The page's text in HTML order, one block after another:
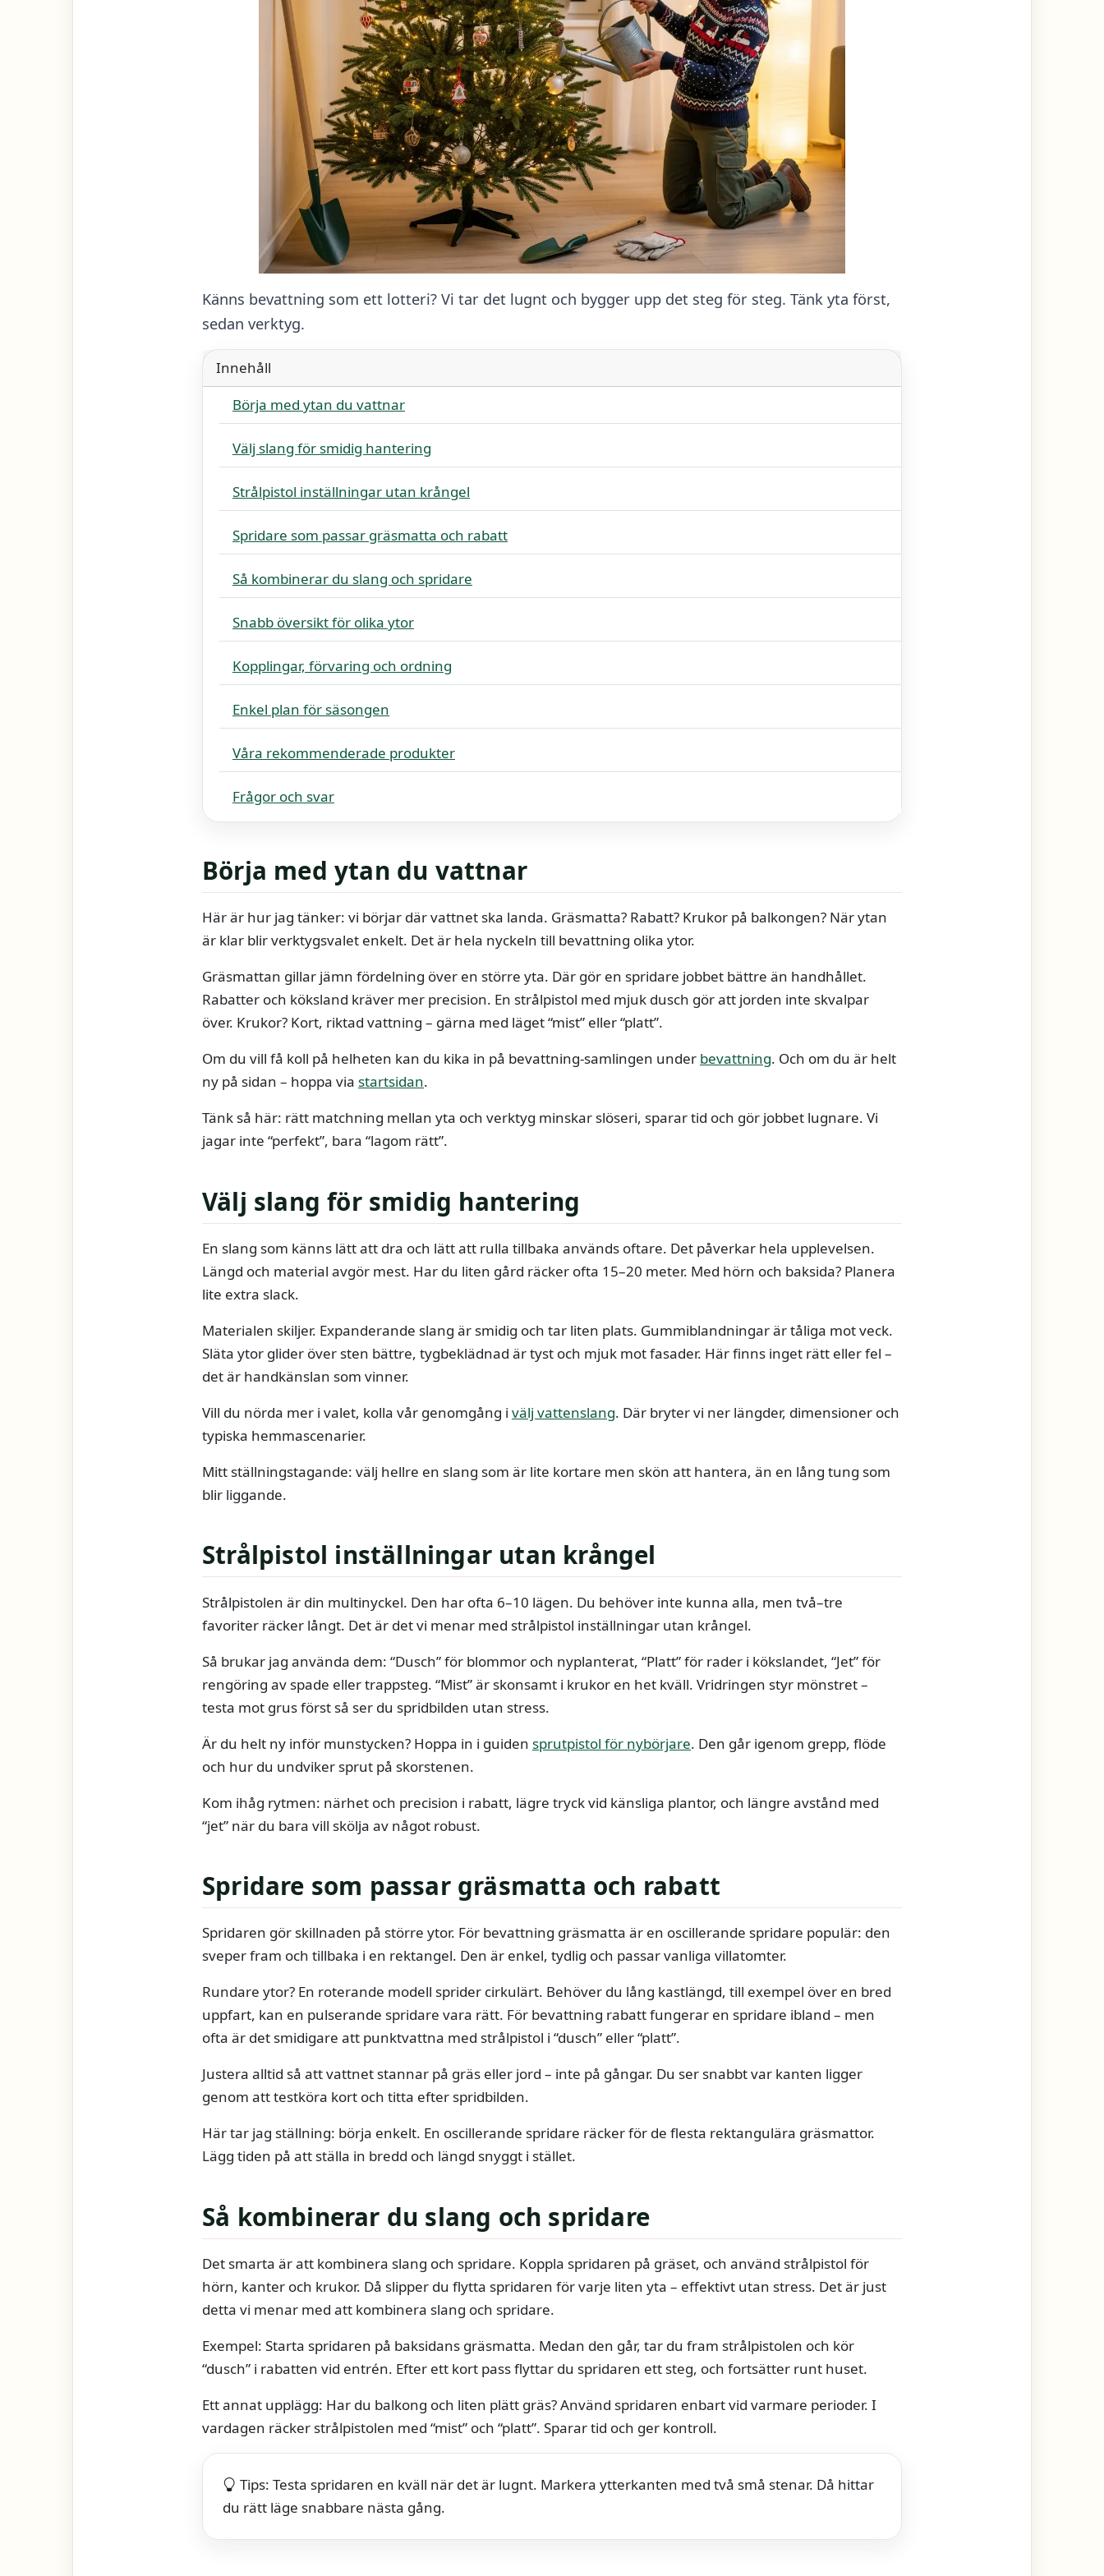
Känns bevattning som ett lotteri? Vi tar det lugnt och bygger upp det steg för steg. Tänk yta först,
sedan verktyg.
Innehåll
Börja med ytan du vattnar
Välj slang för smidig hantering
Strålpistol inställningar utan krångel
Spridare som passar gräsmatta och rabatt
Så kombinerar du slang och spridare
Snabb översikt för olika ytor
Kopplingar, förvaring och ordning
Enkel plan för säsongen
Våra rekommenderade produkter
Frågor och svar
Börja med ytan du vattnar
Här är hur jag tänker: vi börjar där vattnet ska landa. Gräsmatta? Rabatt? Krukor på balkongen? När ytan
är klar blir verktygsvalet enkelt. Det är hela nyckeln till bevattning olika ytor.
Gräsmattan gillar jämn fördelning över en större yta. Där gör en spridare jobbet bättre än handhållet.
Rabatter och köksland kräver mer precision. En strålpistol med mjuk dusch gör att jorden inte skvalpar
över. Krukor? Kort, riktad vattning – gärna med läget “mist” eller “platt”.
Om du vill få koll på helheten kan du kika in på bevattning-samlingen under bevattning. Och om du är helt
ny på sidan – hoppa via startsidan.
Tänk så här: rätt matchning mellan yta och verktyg minskar slöseri, sparar tid och gör jobbet lugnare. Vi
jagar inte “perfekt”, bara “lagom rätt”.
Välj slang för smidig hantering
En slang som känns lätt att dra och lätt att rulla tillbaka används oftare. Det påverkar hela upplevelsen.
Längd och material avgör mest. Har du liten gård räcker ofta 15–20 meter. Med hörn och baksida? Planera
lite extra slack.
Materialen skiljer. Expanderande slang är smidig och tar liten plats. Gummiblandningar är tåliga mot veck.
Släta ytor glider över sten bättre, tygbeklädnad är tyst och mjuk mot fasader. Här finns inget rätt eller fel –
det är handkänslan som vinner.
Vill du nörda mer i valet, kolla vår genomgång i välj vattenslang. Där bryter vi ner längder, dimensioner och
typiska hemmascenarier.
Mitt ställningstagande: välj hellre en slang som är lite kortare men skön att hantera, än en lång tung som
blir liggande.
Strålpistol inställningar utan krångel
Strålpistolen är din multinyckel. Den har ofta 6–10 lägen. Du behöver inte kunna alla, men två–tre
favoriter räcker långt. Det är det vi menar med strålpistol inställningar utan krångel.
Så brukar jag använda dem: “Dusch” för blommor och nyplanterat, “Platt” för rader i kökslandet, “Jet” för
rengöring av spade eller trappsteg. “Mist” är skonsamt i krukor en het kväll. Vridringen styr mönstret –
testa mot grus först så ser du spridbilden utan stress.
Är du helt ny inför munstycken? Hoppa in i guiden sprutpistol för nybörjare. Den går igenom grepp, flöde
och hur du undviker sprut på skorstenen.
Kom ihåg rytmen: närhet och precision i rabatt, lägre tryck vid känsliga plantor, och längre avstånd med
“jet” när du bara vill skölja av något robust.
Spridare som passar gräsmatta och rabatt
Spridaren gör skillnaden på större ytor. För bevattning gräsmatta är en oscillerande spridare populär: den
sveper fram och tillbaka i en rektangel. Den är enkel, tydlig och passar vanliga villatomter.
Rundare ytor? En roterande modell sprider cirkulärt. Behöver du lång kastlängd, till exempel över en bred
uppfart, kan en pulserande spridare vara rätt. För bevattning rabatt fungerar en spridare ibland – men
ofta är det smidigare att punktvattna med strålpistol i “dusch” eller “platt”.
Justera alltid så att vattnet stannar på gräs eller jord – inte på gångar. Du ser snabbt var kanten ligger
genom att testköra kort och titta efter spridbilden.
Här tar jag ställning: börja enkelt. En oscillerande spridare räcker för de flesta rektangulära gräsmattor.
Lägg tiden på att ställa in bredd och längd snyggt i stället.
Så kombinerar du slang och spridare
Det smarta är att kombinera slang och spridare. Koppla spridaren på gräset, och använd strålpistol för
hörn, kanter och krukor. Då slipper du flytta spridaren för varje liten yta – effektivt utan stress. Det är just
detta vi menar med att kombinera slang och spridare.
Exempel: Starta spridaren på baksidans gräsmatta. Medan den går, tar du fram strålpistolen och kör
“dusch” i rabatten vid entrén. Efter ett kort pass flyttar du spridaren ett steg, och fortsätter runt huset.
Ett annat upplägg: Har du balkong och liten plätt gräs? Använd spridaren enbart vid varmare perioder. I
vardagen räcker strålpistolen med “mist” och “platt”. Sparar tid och ger kontroll.
Tips: Testa spridaren en kväll när det är lugnt. Markera ytterkanten med två små stenar. Då hittar
du rätt läge snabbare nästa gång.